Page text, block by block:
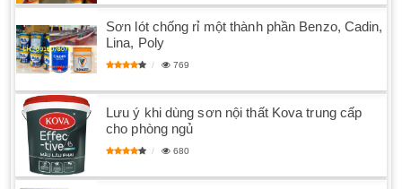
Sơn lót chống rỉ một thành phần Benzo, Cadin,
Lina, Poly
769
Lưu ý khi dùng sơn nội thất Kova trung cấp
cho phòng ngủ
680